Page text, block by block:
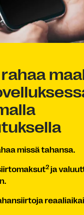
missä tahansa.
2 ja